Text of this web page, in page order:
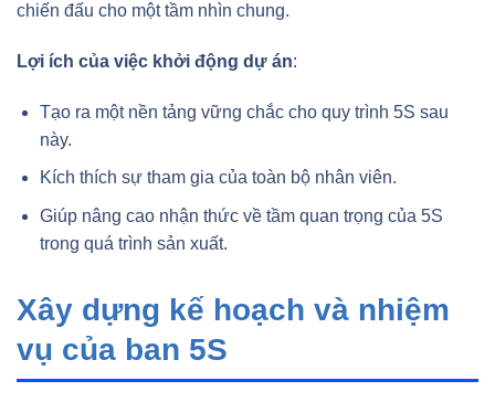
chiến đấu cho một tầm nhìn chung.
Lợi ích của việc khởi động dự án:
Tạo ra một nền tảng vững chắc cho quy trình 5S sau
này.
Kích thích sự tham gia của toàn bộ nhân viên.
Giúp nâng cao nhận thức về tầm quan trọng của 5S
trong quá trình sản xuất.
Xây dựng kế hoạch và nhiệm
vụ của ban 5S